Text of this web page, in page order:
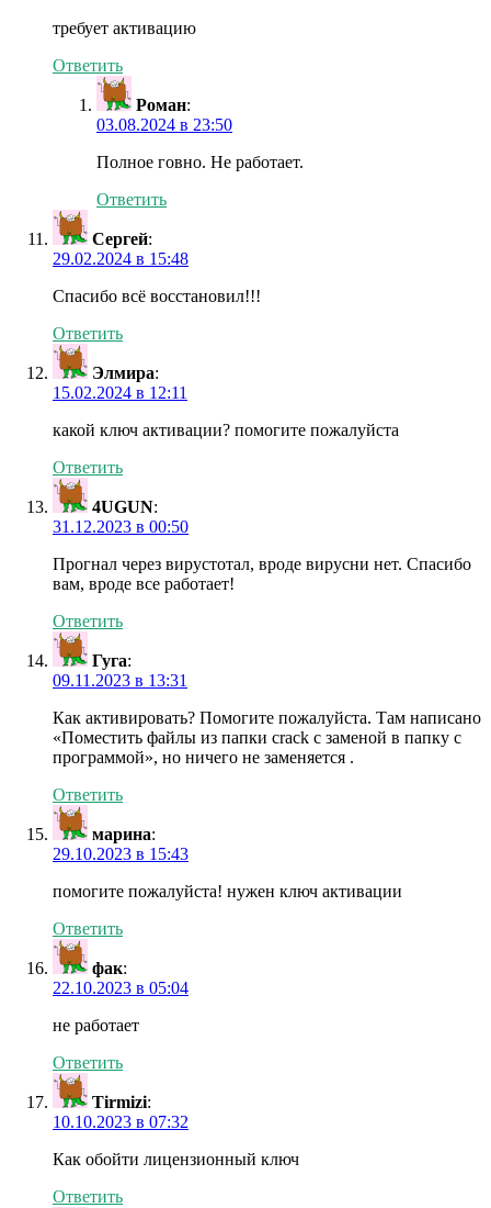
требует активацию
Ответить
Роман:
03.08.2024 в 23:50
Полное говно. Не работает.
Ответить
Сергей:
29.02.2024 в 15:48
Спасибо всё восстановил!!!
Ответить
Элмира:
15.02.2024 в 12:11
какой ключ активации? помогите пожалуйста
Ответить
4UGUN:
31.12.2023 в 00:50
Прогнал через вирустотал, вроде вирусни нет. Спасибо
вам, вроде все работает!
Ответить
Гуга:
09.11.2023 в 13:31
Как активировать? Помогите пожалуйста. Там написано
«Поместить файлы из папки crack с заменой в папку с
программой», но ничего не заменяется .
Ответить
марина:
29.10.2023 в 15:43
помогите пожалуйста! нужен ключ активации
Ответить
фак:
22.10.2023 в 05:04
не работает
Ответить
Tirmizi:
10.10.2023 в 07:32
Как обойти лицензионный ключ
Ответить